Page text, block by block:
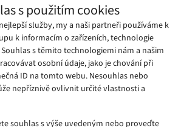
s použitím cookies
služby, my a naši partneři používáme k
k informacím o zařízeních, technologie
s těmito technologiemi nám a našim
osobní údaje, jako je chování při
ID na tomto webu. Nesouhlas nebo
nepříznivě ovlivnit určité vlastnosti a
souhlas s výše uvedeným nebo proveďte
se vám líbit